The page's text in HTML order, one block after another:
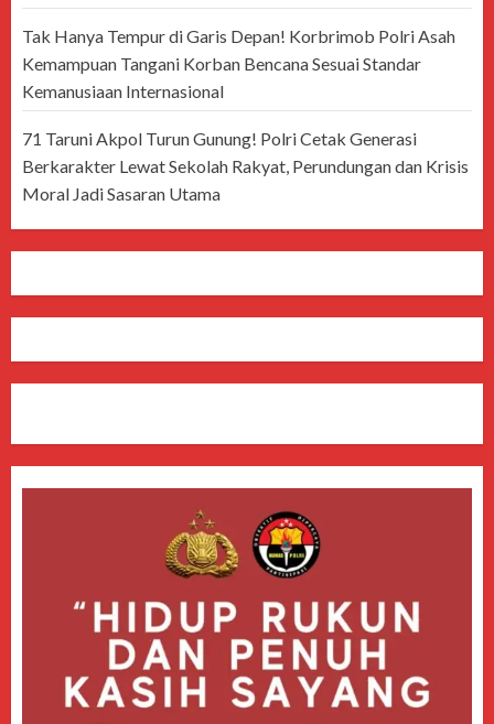
Tak Hanya Tempur di Garis Depan! Korbrimob Polri Asah
Kemampuan Tangani Korban Bencana Sesuai Standar
Kemanusiaan Internasional
71 Taruni Akpol Turun Gunung! Polri Cetak Generasi
Berkarakter Lewat Sekolah Rakyat, Perundungan dan Krisis
Moral Jadi Sasaran Utama